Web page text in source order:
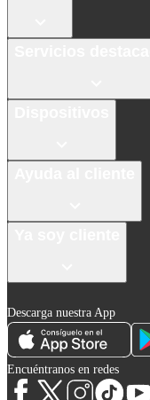
Descarga nuestra App
Encuéntranos en redes